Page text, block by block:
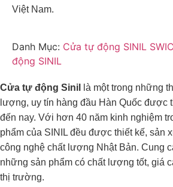
Việt Nam.
Danh Mục: Cửa tự động SINIL
động SINIL
Cửa tự động Sinil
là một trong những
lượng, uy tín hàng đầu Hàn Quốc được
đến nay. Với hơn 40 năm kinh nghiệm
phẩm của SINIL đều được thiết kế, sản
công nghệ chất lượng Nhật Bản. Cung
những sản phẩm có chất lượng tốt, giá
thị trường.